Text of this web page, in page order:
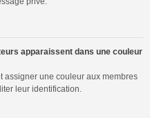
apparaissent dans une couleur
assigner une couleur aux membres
leur identification.